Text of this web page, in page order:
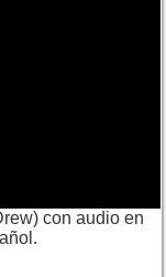
con audio en